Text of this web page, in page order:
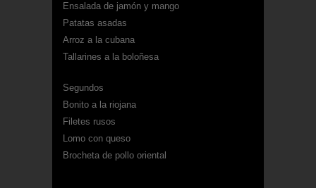
Ensalada de jamón y mango
Patatas asadas
Arroz a la cubana
Tallarines a la boloñesa
Segundos
Bonito a la riojana
Filetes rusos
Lomo con queso
Brocheta de pollo oriental